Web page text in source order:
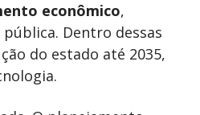
econômico,
Dentro dessas
do estado até 2035,